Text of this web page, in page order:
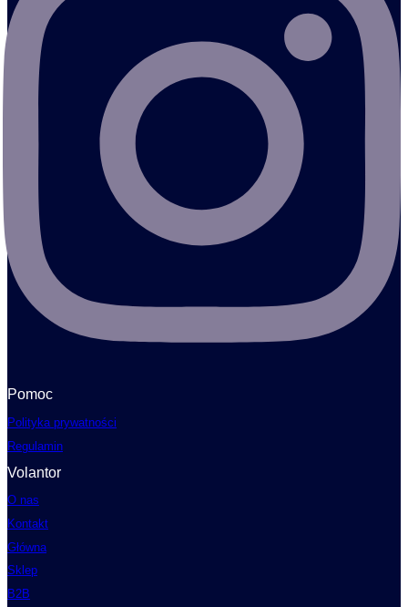
Pomoc
Polityka prywatności
Regulamin
Volantor
O nas
Kontakt
Główna
Sklep
B2B